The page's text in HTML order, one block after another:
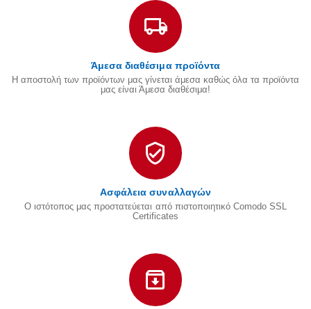
Άμεσα διαθέσιμα προϊόντα
Η αποστολή των προϊόντων μας γίνεται άμεσα καθώς όλα τα προϊόντα
μας είναι Άμεσα διαθέσιμα!
Ασφάλεια συναλλαγών
Ο ιστότοπος μας προστατεύεται από πιστοποιητικό Comodo SSL
Certificates